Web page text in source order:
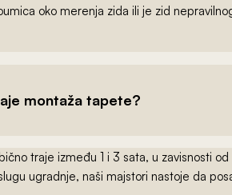
oko merenja zida ili je zid
montaža tapete?
traje između 1 i 3 sata, u zavisnosti
ugradnje, naši majstori nastoje da